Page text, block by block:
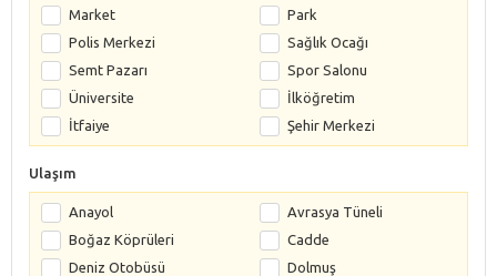
Market
Park
Polis Merkezi
Sağlık Ocağı
Semt Pazarı
Spor Salonu
Üniversite
İlköğretim
İtfaiye
Şehir Merkezi
Ulaşım
Anayol
Avrasya Tüneli
Boğaz Köprüleri
Cadde
Deniz Otobüsü
Dolmuş